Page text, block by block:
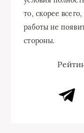
то, скорее
работы не
стороны.